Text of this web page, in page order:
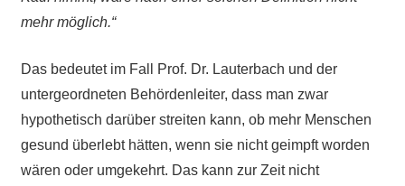
mehr möglich.“
Das bedeutet im Fall Prof. Dr. Lauterbach und der
untergeordneten Behördenleiter, dass man zwar
hypothetisch darüber streiten kann, ob mehr Menschen
gesund überlebt hätten, wenn sie nicht geimpft worden
wären oder umgekehrt. Das kann zur Zeit nicht